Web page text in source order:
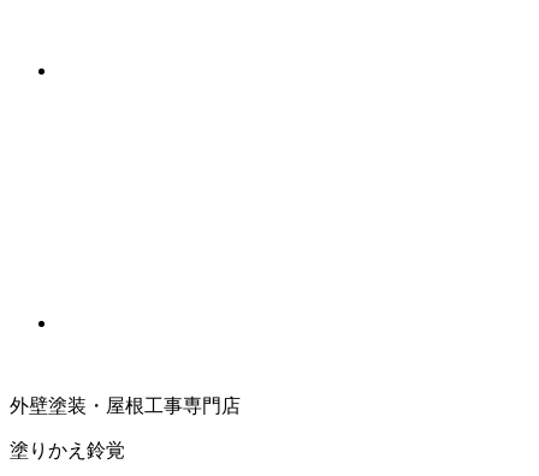
外壁塗装・屋根工事専門店
塗りかえ鈴覚